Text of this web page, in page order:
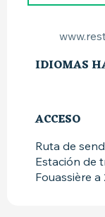
IDIOMAS
IDIOMAS
ACCESO
ACCESO
Ruta de
Estación de
Fouassière a